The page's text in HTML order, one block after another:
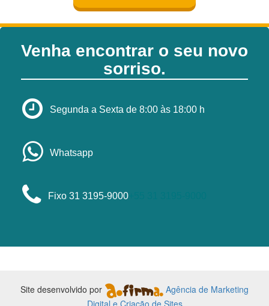
Venha encontrar o seu novo
sorriso.
Segunda a Sexta de 8:00 às 18:00 h
Whatsapp
Fixo 31 3195-9000
Site desenvolvido por
Agência de Marketing